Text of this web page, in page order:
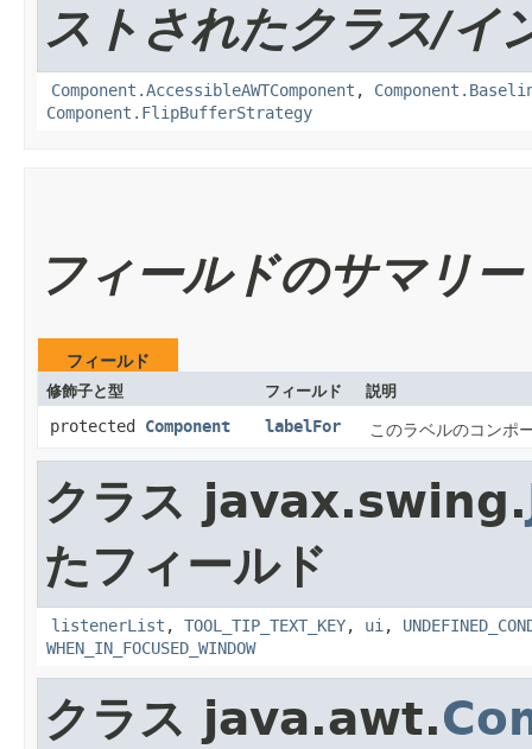
ストされたクラス/イ
Component.AccessibleAWTComponent ,
Component.FlipBufferStrategy
フィールドのサマリー
フィールド
修飾子と型 フィールド 説明
protected Component labelFor このラベルのコンポ
クラス javax.swing.
たフィールド
listenerList , TOOL_TIP_TEXT_KEY, ui,
WHEN_IN_FOCUSED_WINDOW
クラス java.awt.